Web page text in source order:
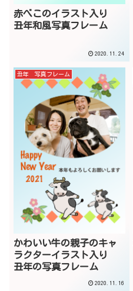
赤べこのイラスト入り
丑年和風写真フレーム
2020.11.24
丑年 写真フレーム
かわいい牛の親子のキャ
ラクターイラスト入り
丑年の写真フレーム
2020.11.16